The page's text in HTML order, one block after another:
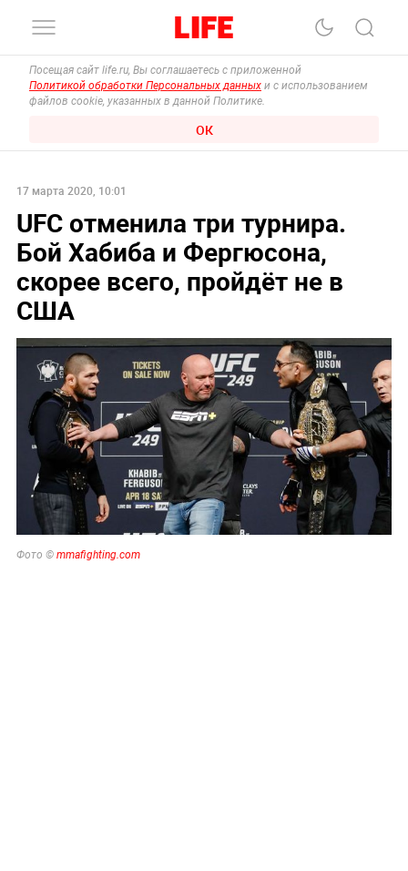
Посещая сайт life.ru, Вы соглашаетесь с приложенной
Политикой обработки Персональных данных и с использованием
файлов cookie, указанных в данной Политике.
ОК
17 марта 2020, 10:01
UFC отменила три турнира.
Бой Хабиба и Фергюсона,
скорее всего, пройдёт не в
США
Фото © mmafighting.com